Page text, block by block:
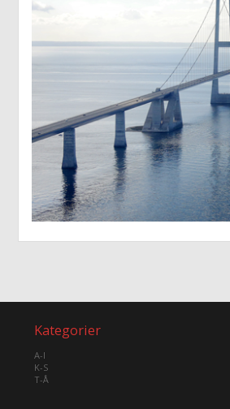
Kategorier
A-I
K-S
T-Å